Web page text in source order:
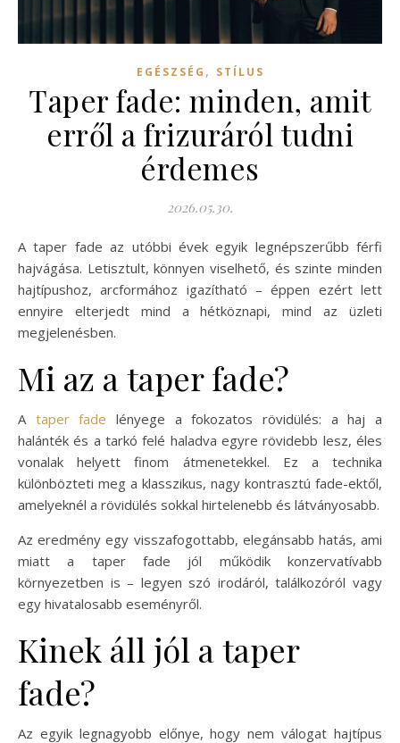
EGÉSZSÉG , STÍLUS
Taper fade: minden, amit
erről a frizuráról tudni
érdemes
2026.05.30.
A taper fade az utóbbi évek egyik legnépszerűbb férfi
hajvágása. Letisztult, könnyen viselhető, és szinte minden
hajtípushoz, arcformához igazítható – éppen ezért lett
ennyire elterjedt mind a hétköznapi, mind az üzleti
megjelenésben.
Mi az a taper fade?
A taper fade lényege a fokozatos rövidülés: a haj a
halánték és a tarkó felé haladva egyre rövidebb lesz, éles
vonalak helyett finom átmenetekkel. Ez a technika
különbözteti meg a klasszikus, nagy kontrasztú fade-ektől,
amelyeknél a rövidülés sokkal hirtelenebb és látványosabb.
Az eredmény egy visszafogottabb, elegánsabb hatás, ami
miatt a taper fade jól működik konzervatívabb
környezetben is – legyen szó irodáról, találkozóról vagy
egy hivatalosabb eseményről.
Kinek áll jól a taper
fade?
Az egyik legnagyobb előnye, hogy nem válogat hajtípus